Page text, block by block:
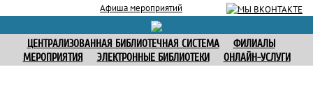
Афиша мероприятий
ЦЕНТРАЛИЗОВАННАЯ БИБЛИОТЕЧНАЯ СИСТЕМА
ФИЛИАЛЫ
МЕРОПРИЯТИЯ
ЭЛЕКТРОННЫЕ БИБЛИОТЕКИ ОНЛАЙН-УСЛУГИ